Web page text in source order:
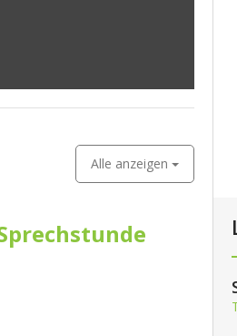
Alle anzeigen